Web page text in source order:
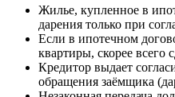
Жилье, купленное в
дарения только при
Если в ипотечном
квартиры, скорее всего
Кредитор выдает
обращения заёмщика